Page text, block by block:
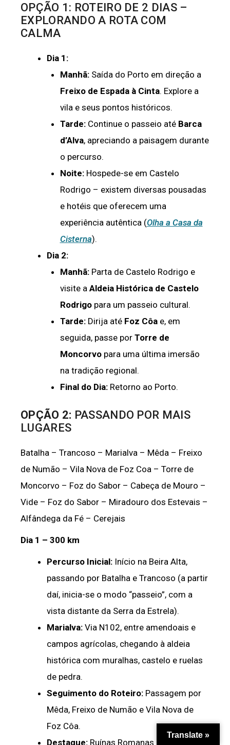
OPÇÃO 1: ROTEIRO DE 2 DIAS –
EXPLORANDO A ROTA COM
CALMA
Dia 1:
Manhã:Saída do Porto em direção a
Freixo de Espada à Cinta. Explore a
vila e seus pontos históricos.
Tarde:Continue o passeio até Barca
d’Alva, apreciando a paisagem durante
o percurso.
Noite:Hospede-se em Castelo
Rodrigo – existem diversas pousadas
e hotéis que oferecem uma
experiência autêntica (Olha a Casa da
Cisterna).
Dia 2:
Manhã:Parta de Castelo Rodrigo e
visite a Aldeia Histórica de Castelo
Rodrigopara um passeio cultural.
Tarde:Dirija até Foz Côae, em
seguida, passe por Torre de
Moncorvopara uma última imersão
na tradição regional.
Final do Dia:Retorno ao Porto.
OPÇÃO 2: PASSANDO POR MAIS
LUGARES
Batalha – Trancoso – Marialva – Mêda – Freixo
de Numão – Vila Nova de Foz Coa – Torre de
Moncorvo – Foz do Sabor – Cabeça de Mouro –
Vide – Foz do Sabor – Miradouro dos Estevais –
Alfândega da Fé – Cerejais
Dia 1 – 300 km
Percurso Inicial: Início na Beira Alta,
passando por Batalha e Trancoso (a partir
daí, inicia-se o modo “passeio”, com a
vista distante da Serra da Estrela).
Marialva: Via N102, entre amendoais e
campos agrícolas, chegando à aldeia
histórica com muralhas, castelo e ruelas
de pedra.
Seguimento do Roteiro: Passagem por
Mêda, Freixo de Numão e Vila Nova de
Foz Côa.
Destaque: Ruínas Romanas do Prazo,
Translate »